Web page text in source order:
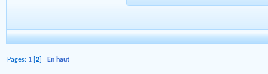
Pages: 1 [2 En haut